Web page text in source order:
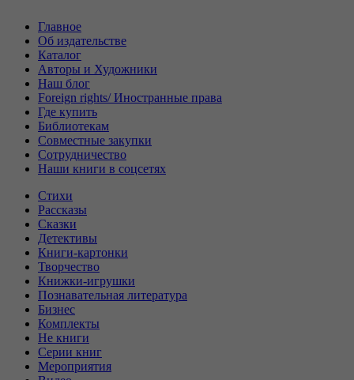
Главное
Об издательстве
Каталог
Авторы и Художники
Наш блог
Foreign rights/ Иностранные права
Где купить
Библиотекам
Совместные закупки
Сотрудничество
Наши книги в соцсетях
Стихи
Рассказы
Сказки
Детективы
Книги-картонки
Творчество
Книжки-игрушки
Познавательная литература
Бизнес
Комплекты
Не книги
Серии книг
Мероприятия